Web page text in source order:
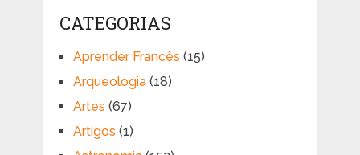
CATEGORIAS
Aprender Francês (15)
Arqueologia(18)
Artes (67)
Artigos (1)